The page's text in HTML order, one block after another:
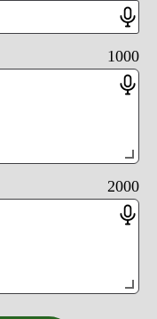
1000
2000